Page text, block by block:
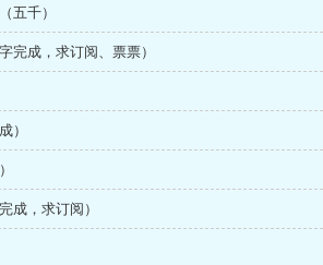
五千）
完成，求订阅、票票）
）
成，求订阅）